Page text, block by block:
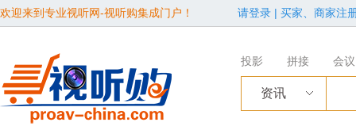
欢迎来到专业视听网-视听购集成门户！ 请登录 | 买家、商家注
投影 拼接 会议
资讯